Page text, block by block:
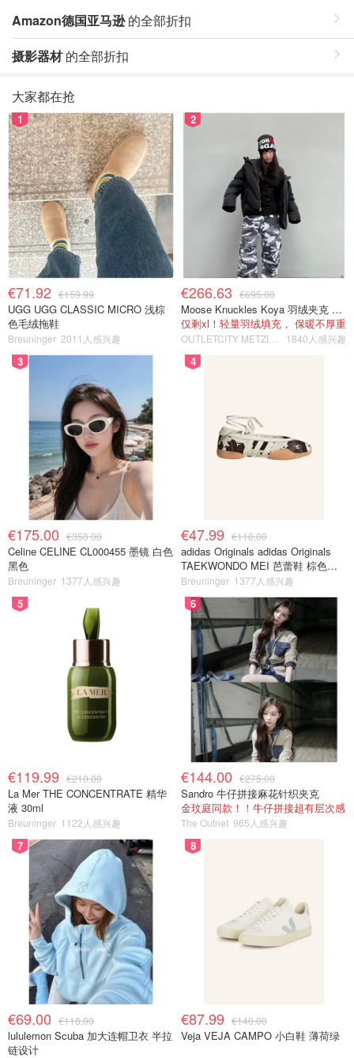
Amazon德国亚马逊的全部折扣
摄影器材的全部折扣
大家都在抢
1
€71.92 €159.99
UGG UGG CLASSIC MICRO 浅棕
色毛绒拖鞋
Breuninger 2011人感兴趣
2
€266.63 €695.00
Moose Knuckles Koya 羽绒夹克 黑色
仅剩xl！轻量羽绒填充， 保暖不厚重
1840人感兴趣
3
€175.00 €350.00
Celine CELINE CL000455 墨镜 白色
黑色
Breuninger 1377人感兴趣
4
€47.99 €110.00
adidas Originals adidas Originals
TAEKWONDO MEI 芭蕾鞋 棕色米
色
Breuninger 1377人感兴趣
5
€119.99 €210.00
La Mer THE CONCENTRATE 精华
液 30ml
Breuninger 1122人感兴趣
6
€144.00 €275.00
Sandro 牛仔拼接麻花针织夹克
金玟庭同款！！牛仔拼接超有层次感
The Outnet 965人感兴趣
7
€69.00 €118.00
lululemon Scuba 加大连帽卫衣 半拉
链设计
8
€87.99 €140.00
Veja VEJA CAMPO 小白鞋 薄荷绿